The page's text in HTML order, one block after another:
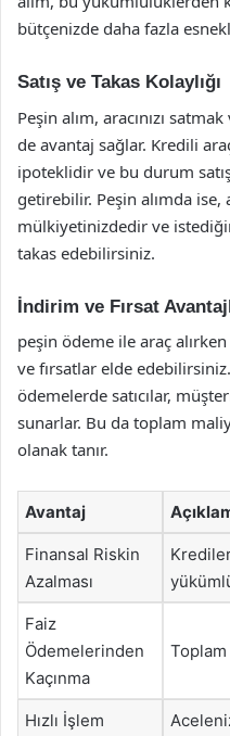
bütçenizde daha fazla
Satış ve Takas Kolaylığı
Peşin alım, aracınızı
de avantaj sağlar. Kredili
ipoteklidir ve bu durum
getirebilir. Peşin alımda ise,
mülkiyetinizdedir ve
takas edebilirsiniz.
İndirim ve Fırsat
peşin ödeme ile araç
ve fırsatlar elde
ödemelerde satıcılar,
sunarlar. Bu da toplam
olanak tanır.
Avantaj
Finansal Riskin
Azalması
Faiz
Ödemelerinden
Kaçınma
Hızlı İşlem